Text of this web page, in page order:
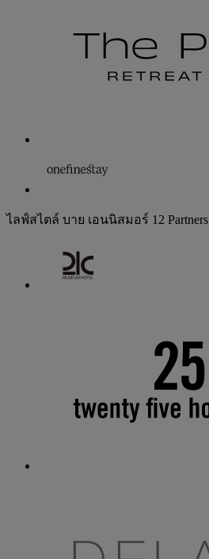
ไลฟ์สไตล์ บาย เอนนิสมอร์ 12 Partners